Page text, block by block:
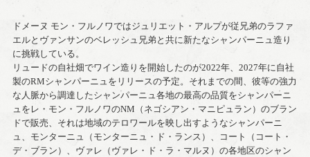
ドメーヌ モン・フルノワではジュリエット・アルプが従兄弟のラファ
エルとヴァンサンのベレッシュ兄弟と共に新たなシャンパーニュ造り
に挑戦している。
リュードの自社畑でワイン造りを開始したのが2022年、2027年に自社
製のRMシャンパーニュをリリースの予定。それまでの間、彼等の強力
な人脈から調達したシャンパーニュ各地の最高の品質をシャンパーニ
ュをレ・モン・フルノワのNM（ネゴシアン・マニピュラン）のブラン
ドで販売、それは地域のテロワールを映し出すようなシャンパーニ
ュ、モンターニュ（モンターニュ・ド・ランス）、コート（コート・
デ・ブラン）、ヴァレ（ヴァレ・ド・ラ・マルヌ）の各地区のシャン